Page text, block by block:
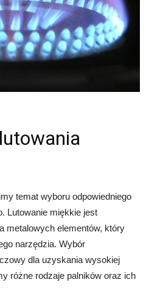
temat wyboru odpowiedniego
Lutowanie miękkie jest
metalowych elementów, który
narzędzia. Wybór
dla uzyskania wysokiej
różne rodzaje palników oraz ich